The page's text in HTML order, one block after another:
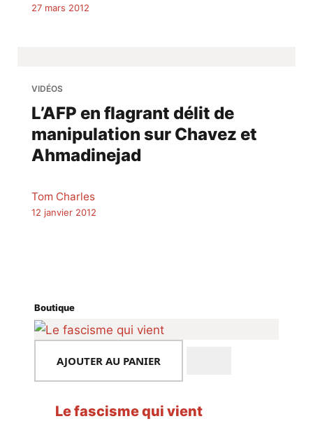
27 mars 2012
VIDÉOS
L’AFP en flagrant délit de
manipulation sur Chavez et
Ahmadinejad
Tom Charles
12 janvier 2012
Boutique
AJOUTER AU PANIER
Le fascisme qui vient